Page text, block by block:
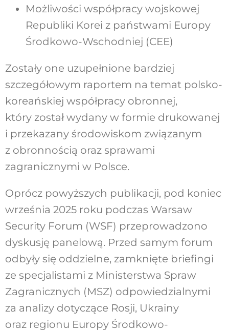
Możliwości współpracy wojskowej
Republiki Korei z państwami Europy
Środkowo-Wschodniej (CEE)
Zostały one uzupełnione bardziej
szczegółowym raportem na temat polsko-
koreańskiej współpracy obronnej,
który został wydany w formie drukowanej
i przekazany środowiskom związanym
z obronnością oraz sprawami
zagranicznymi w Polsce.
Oprócz powyższych publikacji, pod koniec
września 2025 roku podczas Warsaw
Security Forum (WSF) przeprowadzono
dyskusję panelową. Przed samym forum
odbyły się oddzielne, zamknięte briefingi
ze specjalistami z Ministerstwa Spraw
Zagranicznych (MSZ) odpowiedzialnymi
za analizy dotyczące Rosji, Ukrainy
oraz regionu Europy Środkowo-